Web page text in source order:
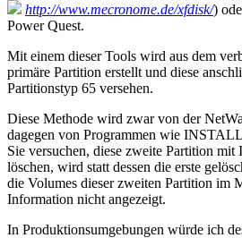
http://www.mecronome.de/xfdisk/)
Power Quest.
Mit einem dieser Tools wird aus dem
primäre Partition erstellt und diese
Partitionstyp 65 versehen.
Diese Methode wird zwar von der
dagegen von Programmen wie
Sie versuchen, diese zweite Partition
löschen, wird statt dessen die erste
die Volumes dieser zweiten Partition im
Information nicht angezeigt.
In Produktionsumgebungen würde ich